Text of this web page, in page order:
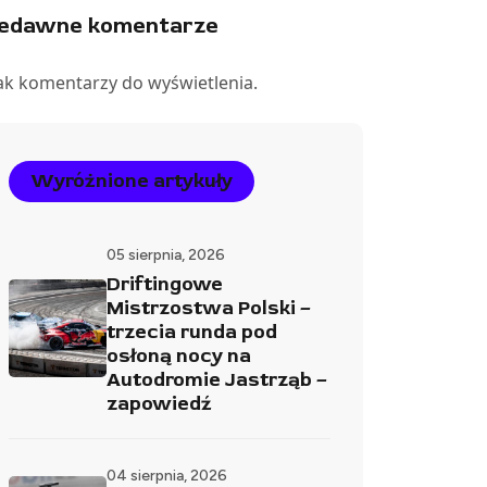
komentarze
komentarzy do wyświetlenia.
Wyróżnione artykuły
05 sierpnia, 2026
Driftingowe
Mistrzostwa Polski –
trzecia runda pod
osłoną nocy na
Autodromie Jastrząb –
zapowiedź
04 sierpnia, 2026